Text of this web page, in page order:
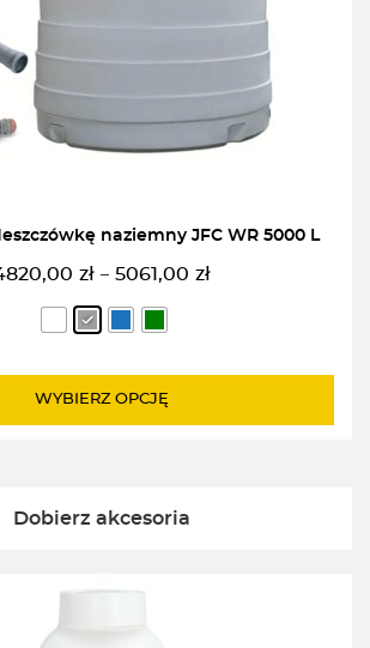
naziemny JFC WR 5000 L
zł – 5061,00 zł
Zakres
cen:
od
do
WYBIERZ OPCJĘ
Dobierz akcesoria